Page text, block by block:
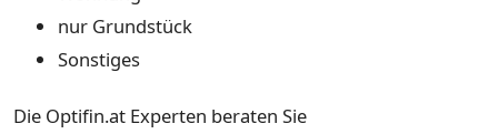
nur Grundstück
Sonstiges
Die Optifin.at Experten beraten Sie